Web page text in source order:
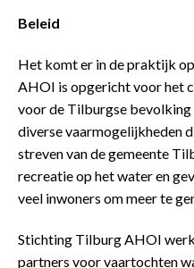
Beleid
Het komt er in de praktijk
AHOI is opgericht voor het
voor de Tilburgse bevolking
diverse vaarmogelijkheden
streven van de gemeente
recreatie op het water en
veel inwoners om meer te
Stichting Tilburg AHOI
partners voor vaartochten